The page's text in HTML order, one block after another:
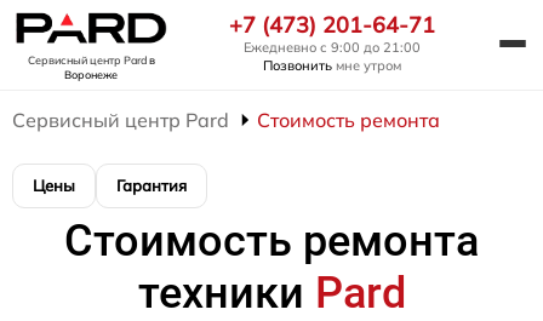
Сервисный центр Pardв
Воронеже
+7 (473) 201-64-71
Ежедневно с 9:00 до 21:00
Позвонить мне утром
Сервисный центр Pard Стоимость ремонта
Цены Гарантия
Стоимость ремонта
техники Pard